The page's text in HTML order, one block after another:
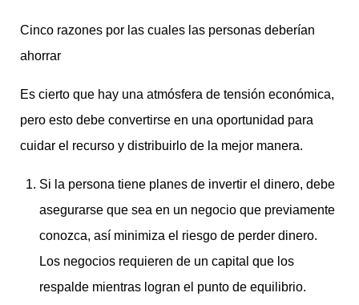
Cinco razones por las cuales las personas deberían
ahorrar
Es cierto que hay una atmósfera de tensión económica,
pero esto debe convertirse en una oportunidad para
cuidar el recurso y distribuirlo de la mejor manera.
Si la persona tiene planes de invertir el dinero, debe
asegurarse que sea en un negocio que previamente
conozca, así minimiza el riesgo de perder dinero.
Los negocios requieren de un capital que los
respalde mientras logran el punto de equilibrio.